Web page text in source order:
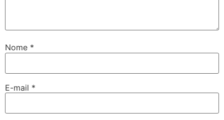
Nome *
E-mail *